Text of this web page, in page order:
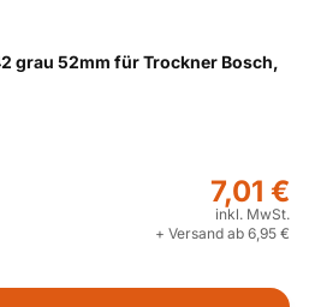
grau 52mm für Trockner Bosch,
7,01 €
inkl. MwSt.
+ Versand ab 6,95 €